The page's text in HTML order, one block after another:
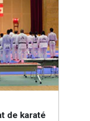
de karaté